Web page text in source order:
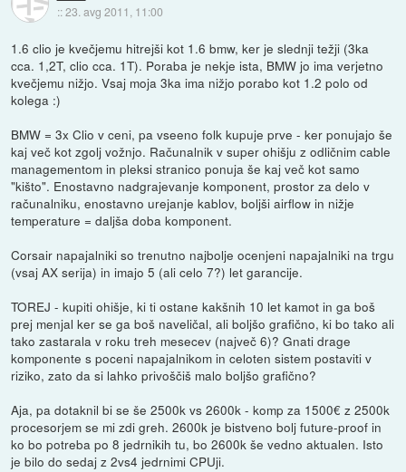
::23. avg 2011, 11:00
1.6 clio je kvečjemu hitrejši kot 1.6 bmw, ker je slednji težji (3ka
cca. 1,2T, clio cca. 1T). Poraba je nekje ista, BMW jo ima verjetno
kvečjemu nižjo. Vsaj moja 3ka ima nižjo porabo kot 1.2 polo od
kolega :)
BMW = 3x Clio v ceni, pa vseeno folk kupuje prve - ker ponujajo še
kaj več kot zgolj vožnjo. Računalnik v super ohišju z odličnim cable
managementom in pleksi stranico ponuja še kaj več kot samo
"kišto". Enostavno nadgrajevanje komponent, prostor za delo v
računalniku, enostavno urejanje kablov, boljši airflow in nižje
temperature = daljša doba komponent.
Corsair napajalniki so trenutno najbolje ocenjeni napajalniki na trgu
(vsaj AX serija) in imajo 5 (ali celo 7?) let garancije.
TOREJ - kupiti ohišje, ki ti ostane kakšnih 10 let kamot in ga boš
prej menjal ker se ga boš naveličal, ali boljšo grafično, ki bo tako ali
tako zastarala v roku treh mesecev (največ 6)? Gnati drage
komponente s poceni napajalnikom in celoten sistem postaviti v
riziko, zato da si lahko privoščiš malo boljšo grafično?
Aja, pa dotaknil bi se še 2500k vs 2600k - komp za 1500€ z 2500k
procesorjem se mi zdi greh. 2600k je bistveno bolj future-proof in
ko bo potreba po 8 jedrnikih tu, bo 2600k še vedno aktualen. Isto
je bilo do sedaj z 2vs4 jedrnimi CPUji.